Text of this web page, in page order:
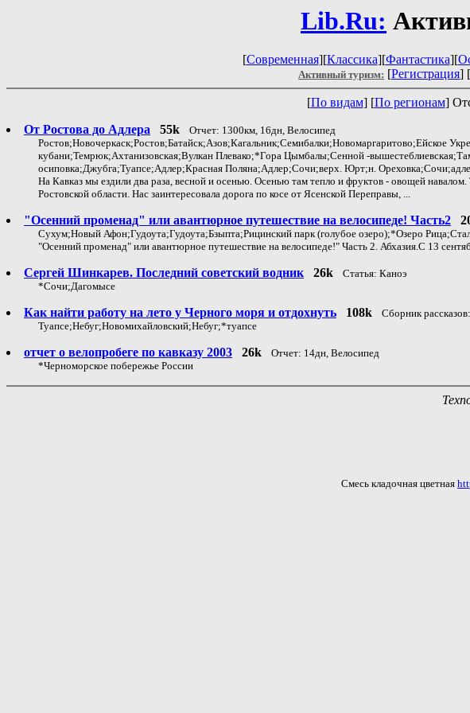
Lib.Ru:
[Современная][Классика][Фантастика][
Активный туризм: [Регистрация] [
[По видам] [По регионам]
От Ростова до Адлера
55k
Отчет: 1300км, 16дн, Велосипед
Ростов;Новочеркаск;Ростов;Батайск;Азов;Кагальник;Семибалки;Новомаргаритово;Ейское
кубани;Темрюк;Ахтанизовская;Вулкан Плевако;*Гора Цымбалы;Сенной -
осиповка;Джубга;Туапсе;Адлер;Красная Поляна;Адлер;Сочи;верх. Юрт;н.
На Кавказ мы ездили два раза, весной и осенью. Осенью там тепло и фруктов - овощей
Ростовской области. Нас заинтересовала дорога по косе от Ясенской Переправы, ...
"Осенний променад" или авантюрное путешествие на велосипеде! Часть2
Сухум;Новый Афон;Гудоута;Гудоута;Бзыпта;Рицинский парк (голубое озеро);*Озеро
"Осенний променад" или авантюрное путешествие на велосипеде!" Часть 2. Абхазия.С 13
Сергей Шинкарев. Последний советский водник 26k
Статья: Каноэ
*Сочи;Дагомысе
Как найти работу на лето у Черного моря и отдохнуть 108k
Сборник
Туапсе;Небуг;Новомихайловский;Небуг;*туапсе
отчет о велопробеге по кавказу 2003 26k
Отчет: 14дн, Велосипед
*Черноморское побережье России
Смесь кладочная цветная